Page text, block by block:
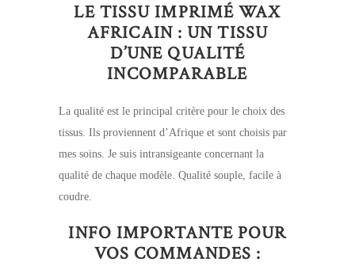
LE TISSU IMPRIMÉ WAX
AFRICAIN : UN TISSU
D’UNE QUALITÉ
INCOMPARABLE
La qualité est le principal critère pour le choix des
tissus. Ils proviennent d’Afrique et sont choisis par
mes soins. Je suis intransigeante concernant la
qualité de chaque modèle. Qualité souple, facile à
coudre.
INFO IMPORTANTE POUR
VOS COMMANDES :